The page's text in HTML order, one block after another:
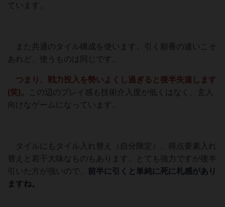
ています。
また共通のタイル構成を使います。引く順番の違いこそ
あれど、使うものは同じです。
つまり、戦力投入を勢いよくし過ぎると後半失速します
(笑)。
この辺のプレイ感も技術介入度が低くはなく、玄人
向けなゲームになっています。
タイルにもタイル入れ替え（自分限定）、得点要素入れ
替えと若干大味なものもあります。とても強力ですが後半
引いた方が強いので、 前半に引くと単純に死に札感があり
ますね。